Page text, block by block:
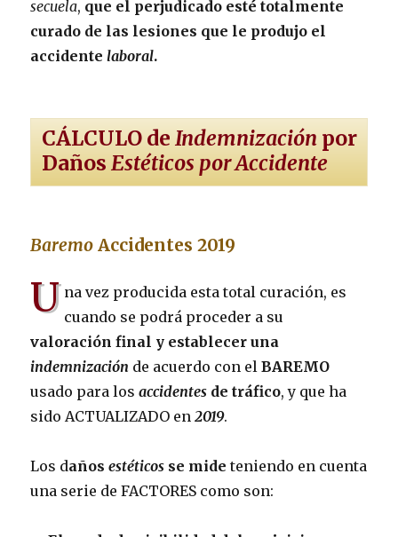
secuela, que el perjudicado esté totalmente
curado de las lesiones que le produjo el
accidentelaboral.
CÁLCULO deIndemnización por
DañosEstéticos por Accidente
Baremo Accidentes 2019
U na vez producida esta total curación, es
cuando se podrá proceder a su
valoración final y establecer una
indemnización de acuerdo con elBAREMO
usado para losaccidentes de tráfico, y que ha
sido ACTUALIZADO en2019.
Los dañosestéticos se mide teniendo en cuenta
una serie de FACTORES como son: